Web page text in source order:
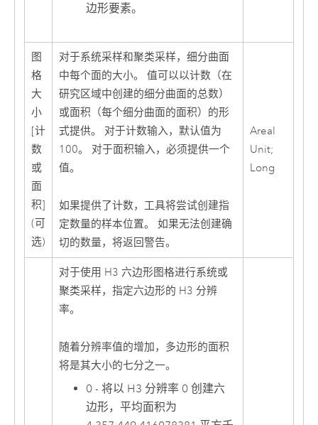
边形要素。
图
格
大
小
[计
数
或
面
积]
(可
选)
对于系统采样和聚类采样，细分曲面
中每个面的大小。 值可以以计数（在
研究区域中创建的细分曲面的总数）
或面积（每个细分曲面的面积）的形
式提供。 对于计数输入，默认值为
100。 对于面积输入，必须提供一个
值。
如果提供了计数，工具将尝试创建指
定数量的样本位置。 如果无法创建确
切的数量，将返回警告。
Areal
Unit;
Long
对于使用 H3 六边形图格进行系统或
聚类采样，指定六边形的 H3 分辨
率。
随着分辨率值的增加，多边形的面积
将是其大小的七分之一。
0 - 将以 H3 分辨率 0 创建六
边形，平均面积为